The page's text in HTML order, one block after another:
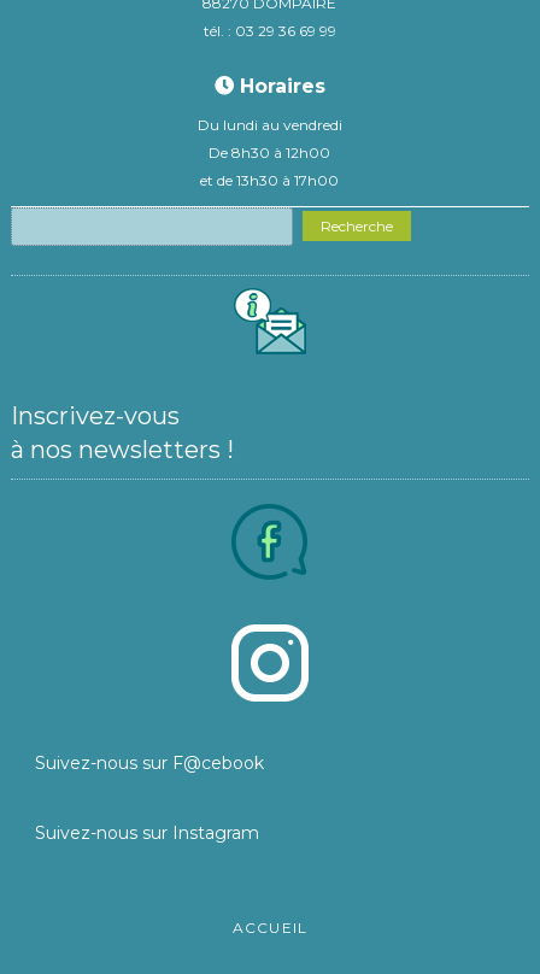
tél. : 03 29 36 69 99
Horaires
Du lundi au vendredi
De 8h30 à 12h00
et de 13h30 à 17h00
Recherche
Inscrivez-vous
à nos newsletters !
Suivez-nous sur F@cebook
Suivez-nous sur Instagram
ACCUEIL